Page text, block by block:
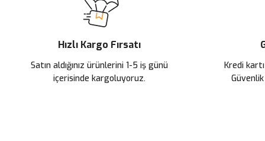
Ürün bilgilerinde hatalar bulunuyor.
Ürün fiyatı diğer sitelerden daha pahalı.
Bu ürüne benzer farklı alternatifler olmalı.
Hızlı Kargo Fırsatı
Satın aldığınız ürünlerini 1-5 iş günü
içerisinde kargoluyoruz.
Kredi